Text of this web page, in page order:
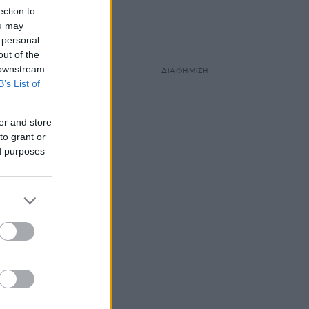
to
may
of the
List of
and store
grant or
purposes
ΔΙΑΦΗΜΙΣΗ